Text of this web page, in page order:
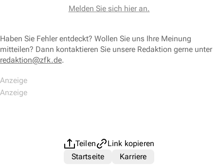
Melden Sie sich hier an.
Haben Sie Fehler entdeckt? Wollen Sie uns Ihre Meinung
mitteilen? Dann kontaktieren Sie unsere Redaktion gerne unter
redaktion@zfk.de.
Teilen
Link kopieren
Startseite
Karriere